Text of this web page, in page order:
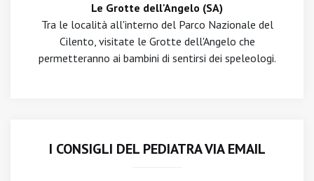
Le Grotte dell'Angelo (SA)
Tra le località all'interno del Parco Nazionale del
Cilento, visitate le Grotte dell'Angelo che
permetteranno ai bambini di sentirsi dei speleologi.
I CONSIGLI DEL PEDIATRA VIA EMAIL